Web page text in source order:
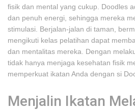
fisik dan mental yang cukup. Doodles
dan penuh energi, sehingga mereka
stimulasi. Berjalan-jalan di taman,
mengikuti kelas pelatihan dapat
dan mentalitas mereka. Dengan
tidak hanya menjaga kesehatan fisik
memperkuat ikatan Anda dengan si
Menjalin Ikatan